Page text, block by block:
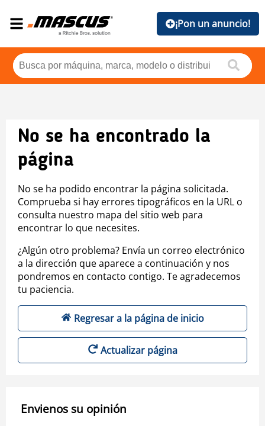
¡Pon un anuncio!
No se ha encontrado la
página
No se ha podido encontrar la página solicitada.
Comprueba si hay errores tipográficos en la URL o
consulta nuestro mapa del sitio web para
encontrar lo que necesites.
¿Algún otro problema? Envía un correo electrónico
a la dirección que aparece a continuación y nos
pondremos en contacto contigo. Te agradecemos
tu paciencia.
Regresar a la página de inicio
Actualizar página
Envienos su opinión